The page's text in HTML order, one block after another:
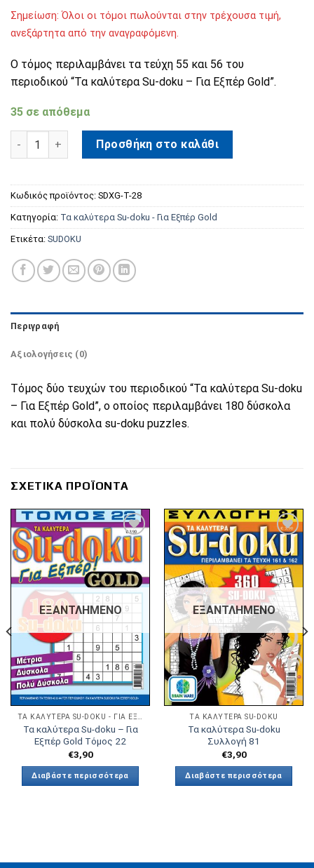
Σημείωση: Όλοι οι τόμοι πωλούνται στην τρέχουσα τιμή,
ανεξάρτητα από την αναγραφόμενη.
Ο τόμος περιλαμβάνει τα τεύχη 55 και 56 του
περιοδικού “Τα καλύτερα Su-doku – Για Εξπέρ Gold”.
35 σε απόθεμα
Τα καλύτερα Su-doku - Για Εξπέρ Gold Τόμος 28 ποσότητα
Προσθήκη στο καλάθι
Κωδικός προϊόντος: SDXG-T-28
Κατηγορία: Τα καλύτερα Su-doku - Για Εξπέρ Gold
Ετικέτα: SUDOKU
Περιγραφή
Αξιολογήσεις (0)
Τόμος δύο τευχών του περιοδικού “Τα καλύτερα Su-doku
– Για Εξπέρ Gold”, ο οποίος περιλαμβάνει 180 δύσκολα
και πολύ δύσκολα su-doku puzzles.
ΣΧΕΤΙΚΆ ΠΡΟΪΌΝΤΑ
Πρόσθήκη
στην λίστα
επιθυμιών
ΕΞΑΝΤΛΗΜΈΝΟ
ΤΑ ΚΑΛΎΤΕΡΑ SU-DOKU - ΓΙΑ ΕΞΠΈΡ GOLD
Τα καλύτερα Su-doku – Για
Εξπέρ Gold Τόμος 22
€3,90
Διαβάστε περισσότερα
Πρόσθήκη
στην λίστα
επιθυμιών
ΕΞΑΝΤΛΗΜΈΝΟ
ΤΑ ΚΑΛΎΤΕΡΑ SU-DOKU
Τα καλύτερα Su-doku
Συλλογή 81
€3,90
Διαβάστε περισσότερα